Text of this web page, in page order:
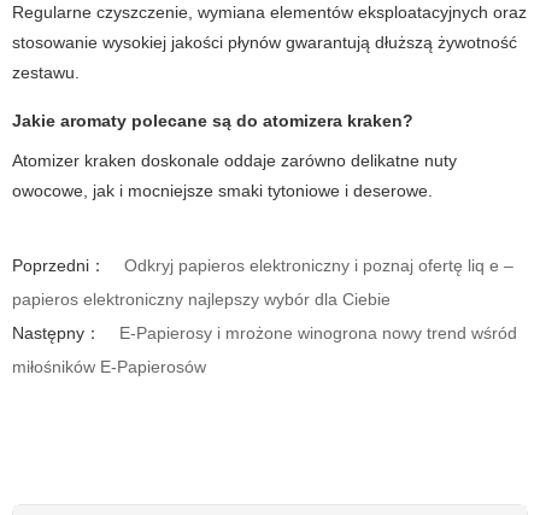
Regularne czyszczenie, wymiana elementów eksploatacyjnych oraz
stosowanie wysokiej jakości płynów gwarantują dłuższą żywotność
zestawu.
Jakie aromaty polecane są do atomizera kraken?
Atomizer kraken doskonale oddaje zarówno delikatne nuty
owocowe, jak i mocniejsze smaki tytoniowe i deserowe.
Poprzedni：
Odkryj papieros elektroniczny i poznaj ofertę liq e –
papieros elektroniczny najlepszy wybór dla Ciebie
Następny：
E-Papierosy i mrożone winogrona nowy trend wśród
miłośników E-Papierosów